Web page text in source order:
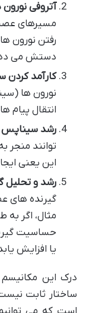
آتروفی نورون
مسیرهای
رفتن نورون
دستش می
کارآمد
نورون ها
انتقال پیام
رشد
توانند منجر
این یعنی
رشد و تحلیل
گیرنده های
مثال، اگر
حساسیت
یا افزایش
درک این
ساختار ثابت